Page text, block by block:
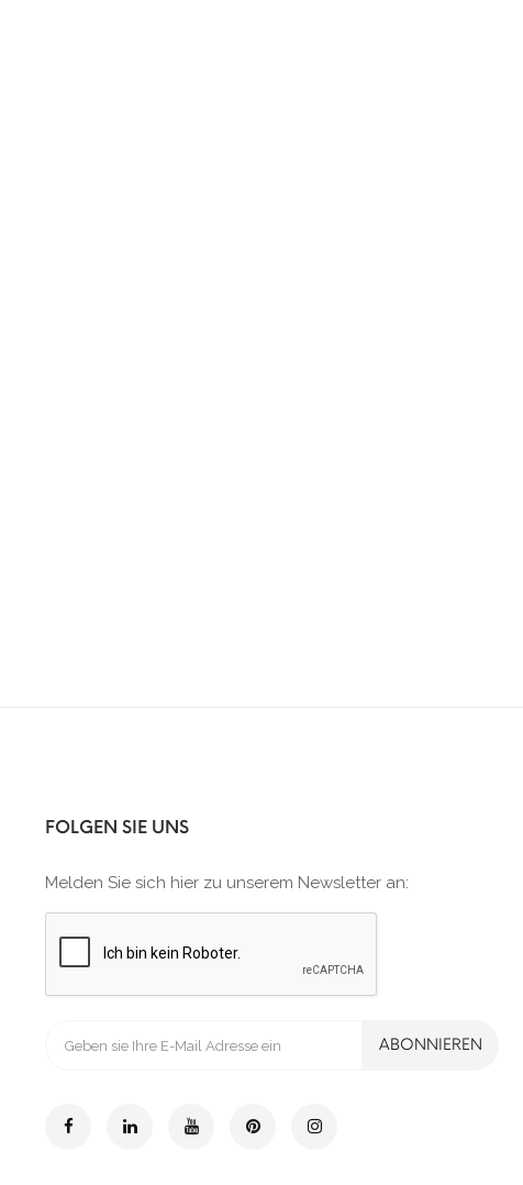
FOLGEN SIE UNS
Melden Sie sich hier zu unserem Newsletter an:
ABONNIEREN